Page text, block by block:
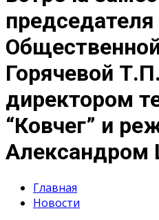
председателя
Горячевой
директором
“Ковчег” и
Главная
Новости